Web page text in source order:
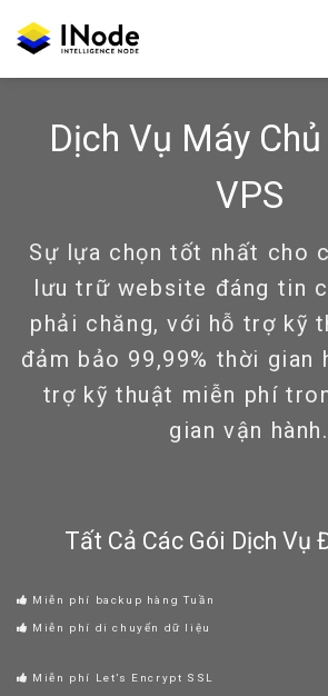
Dịch Vụ Máy
VPS
Sự lựa chọn tốt nhất cho
lưu trữ website đáng tin
phải chăng, với hỗ trợ kỹ
đảm bảo 99,99% thời gian
trợ kỹ thuật miễn phí
gian vận hành.
Tất Cả Các Gói Dịch Vụ
Miễn phí backup hàng Tuần
Miễn phí di chuyển dữ liệu
Miễn phí Let’s Encrypt SSL